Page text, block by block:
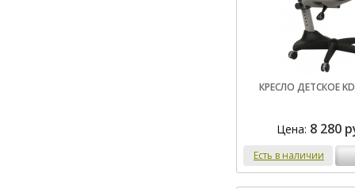
КРЕСЛО ДЕТСКОЕ
Цена: 8 280
Есть в наличии